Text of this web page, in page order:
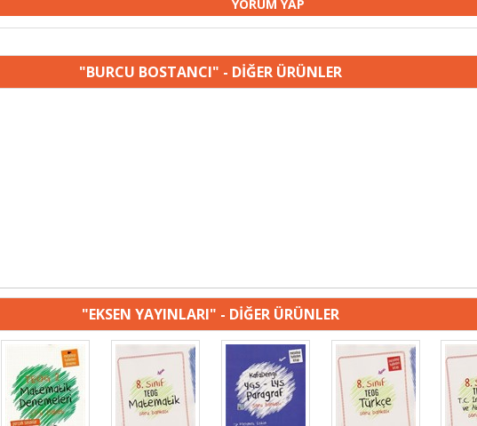
"BURCU BOSTANCI" - DİĞER ÜRÜNLER
"EKSEN YAYINLARI" - DİĞER ÜRÜNLER